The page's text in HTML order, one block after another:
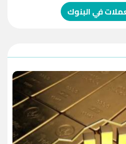
-1.0000
-1.0000
-1.0000
في البنوك